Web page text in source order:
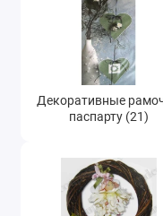
Декоративные
паспарту (21)